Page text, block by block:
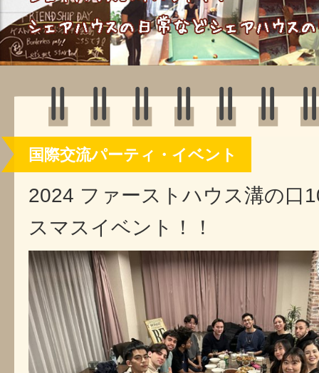
国際交流パーティ・イベント
2024 ファーストハウス溝の口
スマスイベント！！